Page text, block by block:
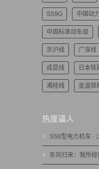
SS9G 中国动
中国标准动车组
京沪线 广深线
成昆线 日本铁
湘桂线 金温铁
热度逼人
SS8型电力机车 -
东风归来：我所